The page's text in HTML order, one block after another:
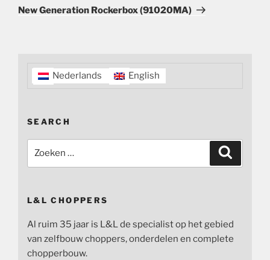
bericht
New Generation Rockerbox (91020MA)
Nederlands English
SEARCH
naar:
L&L CHOPPERS
Al ruim 35 jaar is L&L de specialist op het gebied
van zelfbouw choppers, onderdelen en complete
chopperbouw.